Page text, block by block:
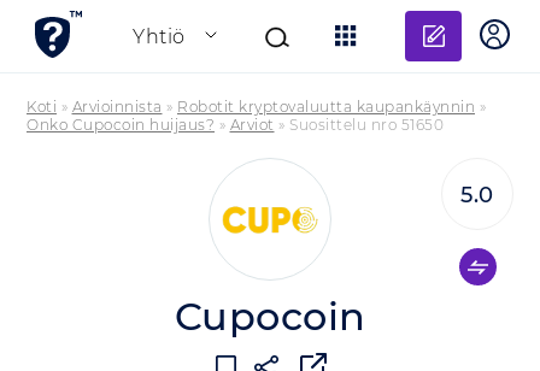
Yhtiö
Lisää
Koti » Arvioinnista » Robotit kryptovaluutta kaupankäynnin »
Onko Cupocoin huijaus? » Arviot » Suosittelu nro 51650
Cupocoin
5.0